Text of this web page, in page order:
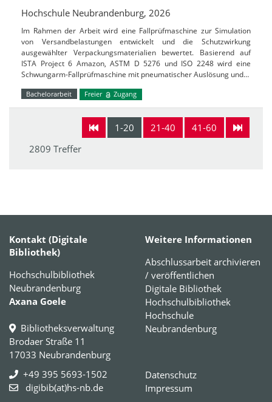
Hochschule Neubrandenburg, 2026
Im Rahmen der Arbeit wird eine Fallprüfmaschine zur Simulation
von Versandbelastungen entwickelt und die Schutzwirkung
ausgewählter Verpackungsmaterialien bewertet. Basierend auf
ISTA Project 6 Amazon, ASTM D 5276 und ISO 2248 wird eine
Schwungarm-Fallprüfmaschine mit pneumatischer Auslösung und…
Bachelorarbeit Freier Zugang
1-20 21-40
41-60
2809 Treffer
Kontakt (Digitale
Bibliothek)
Hochschulbibliothek
Neubrandenburg
Axana Goele
Bibliotheksverwaltung
Brodaer Straße 11
17033 Neubrandenburg
+49 395 5693-1502
digibib(at)hs-nb.de
Weitere Informationen
Abschlussarbeit archivieren
/ veröffentlichen
Digitale Bibliothek
Hochschulbibliothek
Hochschule
Neubrandenburg
Datenschutz
Impressum